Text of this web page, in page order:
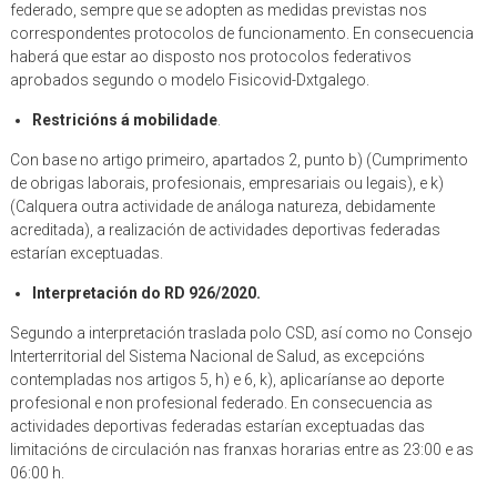
federado, sempre que se adopten as medidas previstas nos
correspondentes protocolos de funcionamento. En consecuencia
haberá que estar ao disposto nos protocolos federativos
aprobados segundo o modelo Fisicovid-Dxtgalego.
Restricións á mobilidade.
Con base no artigo primeiro, apartados 2, punto b) (Cumprimento
de obrigas laborais, profesionais, empresariais ou legais), e k)
(Calquera outra actividade de análoga natureza, debidamente
acreditada), a realización de actividades deportivas federadas
estarían exceptuadas.
Interpretación do RD 926/2020.
Segundo a interpretación traslada polo CSD, así como no Consejo
Interterritorial del Sistema Nacional de Salud, as excepcións
contempladas nos artigos 5, h) e 6, k), aplicaríanse ao deporte
profesional e non profesional federado. En consecuencia as
actividades deportivas federadas estarían exceptuadas das
limitacións de circulación nas franxas horarias entre as 23:00 e as
06:00 h.